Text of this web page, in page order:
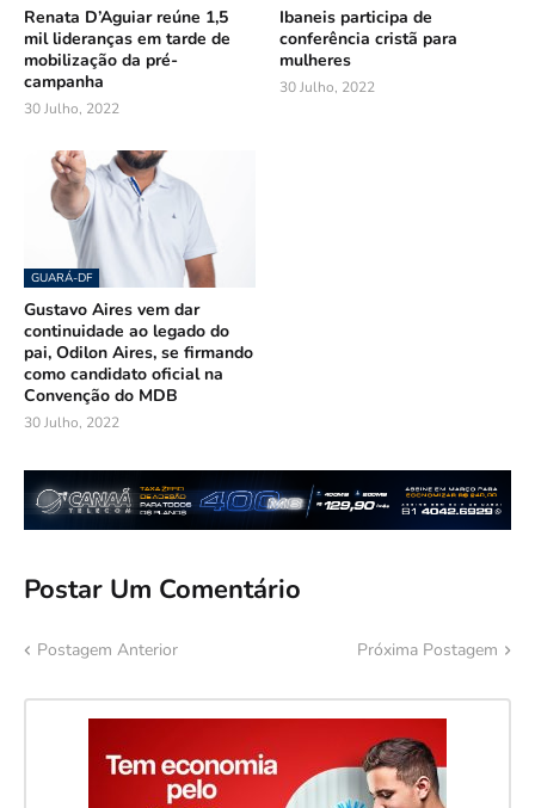
Renata D’Aguiar reúne 1,5
mil lideranças em tarde de
mobilização da pré-
campanha
30 Julho, 2022
Ibaneis participa de
conferência cristã para
mulheres
30 Julho, 2022
GUARÁ-DF
Gustavo Aires vem dar
continuidade ao legado do
pai, Odilon Aires, se firmando
como candidato oficial na
Convenção do MDB
30 Julho, 2022
Postar Um Comentário
Postagem Anterior Próxima Postagem